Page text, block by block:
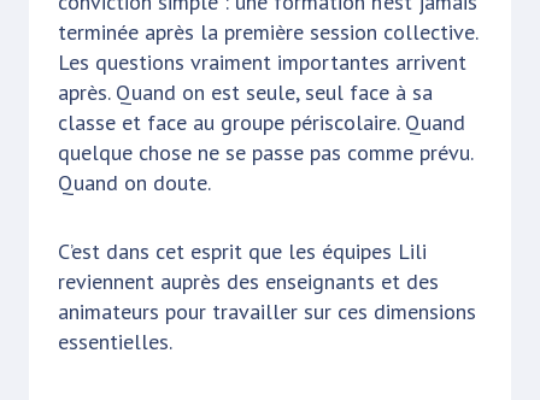
terminée après la première session collective.
Les questions vraiment importantes arrivent
après. Quand on est seule, seul face à sa
classe et face au groupe périscolaire. Quand
quelque chose ne se passe pas comme prévu.
Quand on doute.
C’est dans cet esprit que les équipes Lili
reviennent auprès des enseignants et des
animateurs pour travailler sur ces dimensions
essentielles.